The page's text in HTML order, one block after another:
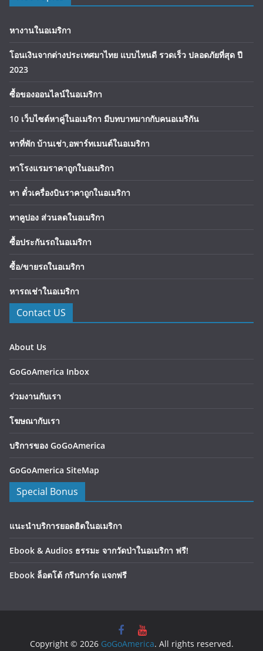
หางานในอเมริกา
โอนเงินจากต่างประเทศมาไทย แบบไหนดี รวดเร็ว ปลอดภัยที่สุด ปี
2023
ซื้อของออนไลน์ในอเมริกา
10 เว็บไซต์หาคู่ในอเมริกา มีบทบาทมากกับคนอเมริกัน
หาที่พัก บ้านเช่า,อพาร์ทเมนต์ในอเมริกา
หาโรงแรมราคาถูกในอเมริกา
หา ตั๋วเครื่องบินราคาถูกในอเมริกา
หาคูปอง ส่วนลดในอเมริกา
ซื้อประกันรถในอเมริกา
ซื้อ/ขายรถในอเมริกา
หารถเช่าในอเมริกา
Contact US
About Us
GoGoAmerica Inbox
ร่วมงานกับเรา
โฆษณากับเรา
บริการของ GoGoAmerica
GoGoAmerica SiteMap
Special Bonus
แนะนำบริการยอดฮิตในอเมริกา
Ebook & Audios ธรรมะ จากวัดป่าในอเมริกา ฟรี!
Ebook ล็อตโต้ กรีนการ์ด แจกฟรี
Copyright © 2026 GoGoAmerica. All rights reserved.